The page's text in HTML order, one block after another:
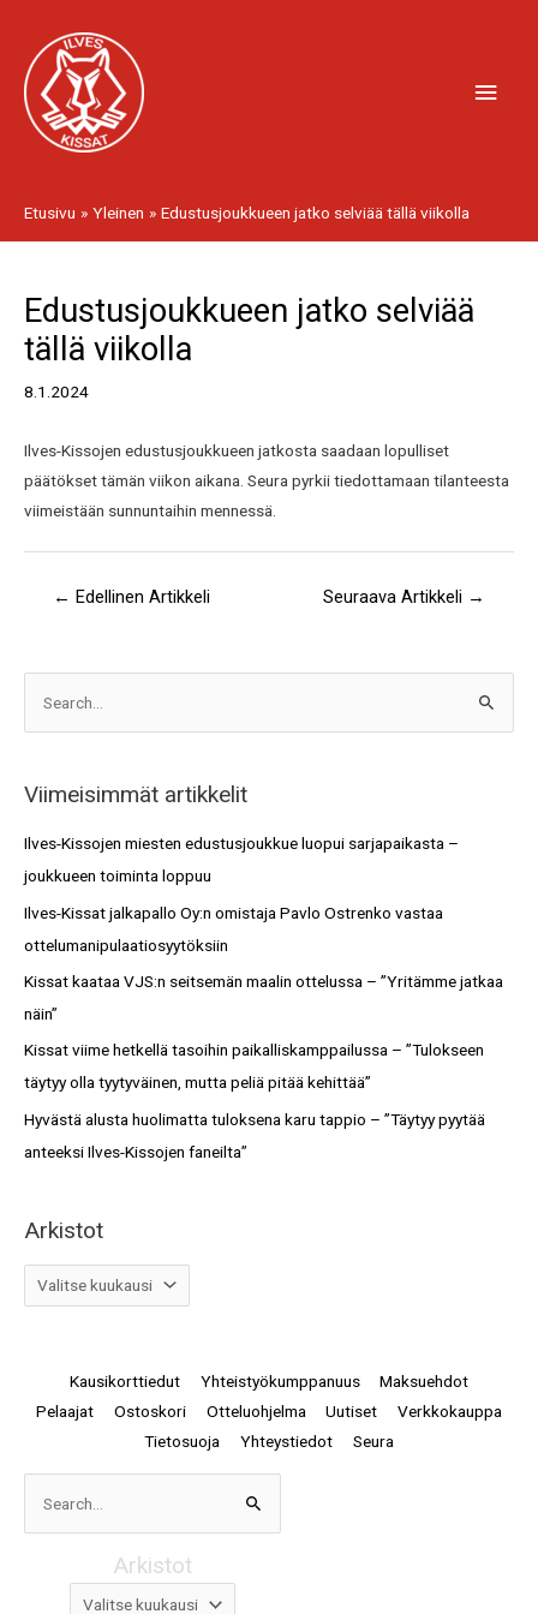
sisältöön
Etusivu Yleinen Edustusjoukkueen jatko selviää tällä viikolla
Edustusjoukkueen jatko selviää
tällä viikolla
8.1.2024
Ilves-Kissojen edustusjoukkueen jatkosta saadaan lopulliset
päätökset tämän viikon aikana. Seura pyrkii tiedottamaan tilanteesta
viimeistään sunnuntaihin mennessä.
selaus
← Edellinen Artikkeli Seuraava Artikkeli →
e
r
c
h
Viimeisimmät artikkelit
Ilves-Kissojen miesten edustusjoukkue luopui sarjapaikasta –
joukkueen toiminta loppuu
Ilves-Kissat jalkapallo Oy:n omistaja Pavlo Ostrenko vastaa
ottelumanipulaatiosyytöksiin
Kissat kaataa VJS:n seitsemän maalin ottelussa – ”Yritämme jatkaa
näin”
Kissat viime hetkellä tasoihin paikalliskamppailussa – ”Tulokseen
täytyy olla tyytyväinen, mutta peliä pitää kehittää”
Hyvästä alusta huolimatta tuloksena karu tappio – ”Täytyy pyytää
anteeksi Ilves-Kissojen faneilta”
Arkistot
i
t
o
t
Kausikorttiedut Yhteistyökumppanuus
Maksuehdot
Pelaajat
Ostoskori Otteluohjelma Uutiset
Verkkokauppa
Tietosuoja
Yhteystiedot Seura
Search
for:
Arkistot